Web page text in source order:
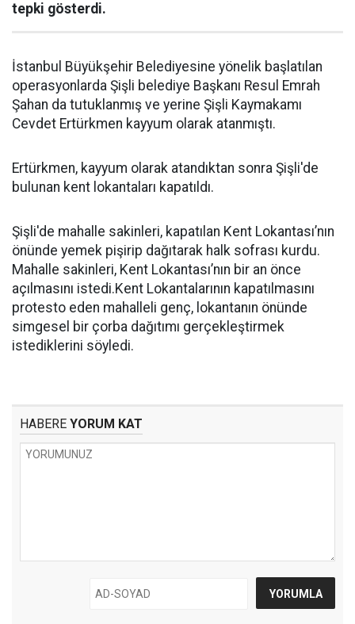
tepki gösterdi.
İstanbul Büyükşehir Belediyesine yönelik başlatılan
operasyonlarda Şişli belediye Başkanı Resul Emrah
Şahan da tutuklanmış ve yerine Şişli Kaymakamı
Cevdet Ertürkmen kayyum olarak atanmıştı.
Ertürkmen, kayyum olarak atandıktan sonra Şişli'de
bulunan kent lokantaları kapatıldı.
Şişli'de mahalle sakinleri, kapatılan Kent Lokantası’nın
önünde yemek pişirip dağıtarak halk sofrası kurdu.
Mahalle sakinleri, Kent Lokantası’nın bir an önce
açılmasını istedi.Kent Lokantalarının kapatılmasını
protesto eden mahalleli genç, lokantanın önünde
simgesel bir çorba dağıtımı gerçekleştirmek
istediklerini söyledi.
HABERE YORUM KAT